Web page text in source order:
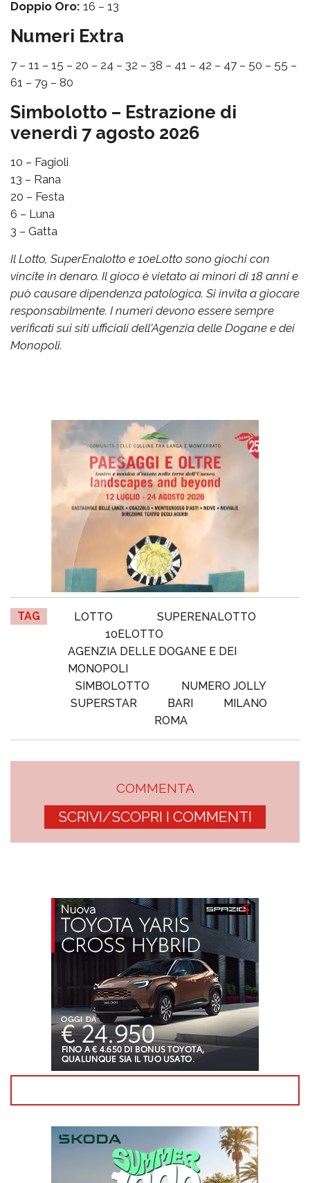
Doppio Oro: 16 – 13
Numeri Extra
7 – 11 – 15 – 20 – 24 – 32 – 38 – 41 – 42 – 47 – 50 – 55 –
61 – 79 – 80
Simbolotto – Estrazione di
venerdì 7 agosto 2026
10 – Fagioli
13 – Rana
20 – Festa
6 – Luna
3 – Gatta
Il Lotto, SuperEnalotto e 10eLotto sono giochi con
vincite in denaro. Il gioco è vietato ai minori di 18 anni e
può causare dipendenza patologica. Si invita a giocare
responsabilmente. I numeri devono essere sempre
verificati sui siti ufficiali dell'Agenzia delle Dogane e dei
Monopoli.
TAG LOTTO
SUPERENALOTTO
10ELOTTO
AGENZIA DELLE DOGANE E DEI
MONOPOLI
SIMBOLOTTO
NUMERO JOLLY
SUPERSTAR
BARI
MILANO
ROMA
COMMENTA
SCRIVI/SCOPRI I COMMENTI